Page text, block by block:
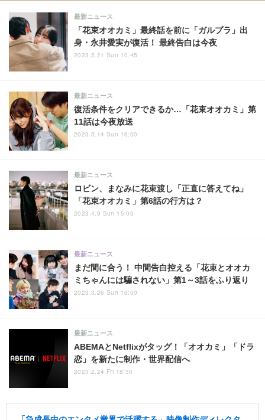
「花束オオカミ」最終話を前に「ガルプラ」出
身・永井愛実が復活！ 最終告白は今夜
最新ニュース
2023.5.21 Sun 10:45
復活条件をクリアできるか…「花束オオカミ」第
11話は今夜放送
最新ニュース
2023.5.14 Sun 16:00
ロビン、まなみに花束渡し「正直に答えてね」
「花束オオカミ」第6話の行方は？
最新ニュース
2023.4.9 Sun 15:00
まだ間に合う！ 中間告白控える「花束とオオカ
ミちゃんには騙されない」第1～3話をふり返り
最新ニュース
2023.3.26 Sun 16:00
ABEMAとNetflixがタッグ！「オオカミ」「ドラ
恋」を新たに制作・世界配信へ
最新ニュース
2023.2.24 Fri 18:30